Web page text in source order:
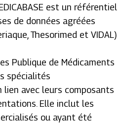
est un référentiel
de données agréées
Thesorimed et VIDAL)
Publique de Médicaments
spécialités
lien avec leurs composants
Elle inclut les
ou ayant été